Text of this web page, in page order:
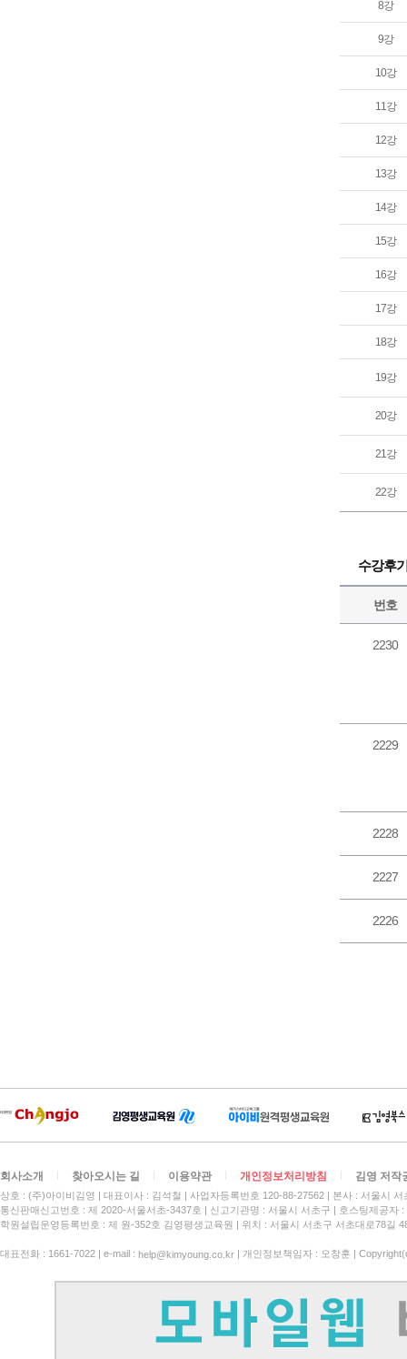
8강
9강
10강
11강
12강
13강
14강
15강
16강
17강
18강
19강
20강
21강
22강
수강후
번호
2230
2229
2228
2227
2226
회사소개 찾아오시는 길 이용약관 개인정보처리방침 김영 저작
상호 : (주)아이비김영 대표이사 : 김석철 사업자등록번호 120-88-27562
본사 : 서울시
통신판매신고번호 : 제 2020-서울서초-3437호
신고기관명 : 서울시 서초구
호스팅제공자
학원설립운영등록번호 : 제 원-352호 김영평생교육원 | 위치 : 서울시 서초구 서초대로78길
대표전화 : 1661-7022 | e-mail : help@kimyoung.co.kr | 개인정보책임자 : 오창훈 |